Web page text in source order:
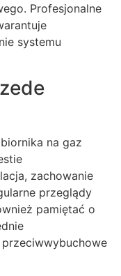
Profesjonalne
systemu
na gaz
zachowanie
przeglądy
pamiętać o